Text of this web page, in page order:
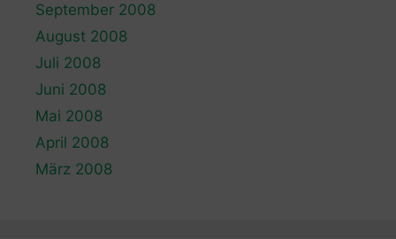
September 2008
August 2008
Juli 2008
Juni 2008
Mai 2008
April 2008
März 2008